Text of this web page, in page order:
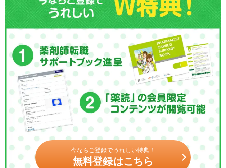
今ならご登録でうれしい特典！
無料登録はこちら